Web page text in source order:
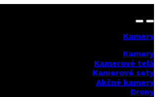
Kamery
Kamery
Kamerové telá
Kamerové sety
Akčné kamery
Drony